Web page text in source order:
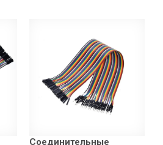
Соединительные